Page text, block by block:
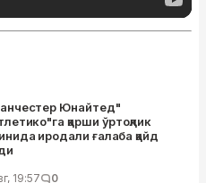
Юнайтед"
қарши ўртоқлик
иродали ғалаба қайд
19:57 0